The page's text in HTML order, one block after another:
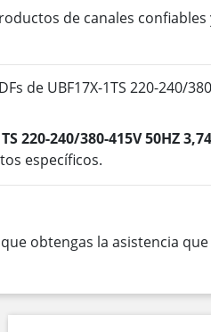
de canales confiables
de UBF17X-1TS 220-240/
220-240/380-415V 50HZ
específicos.
obtengas la asistencia que